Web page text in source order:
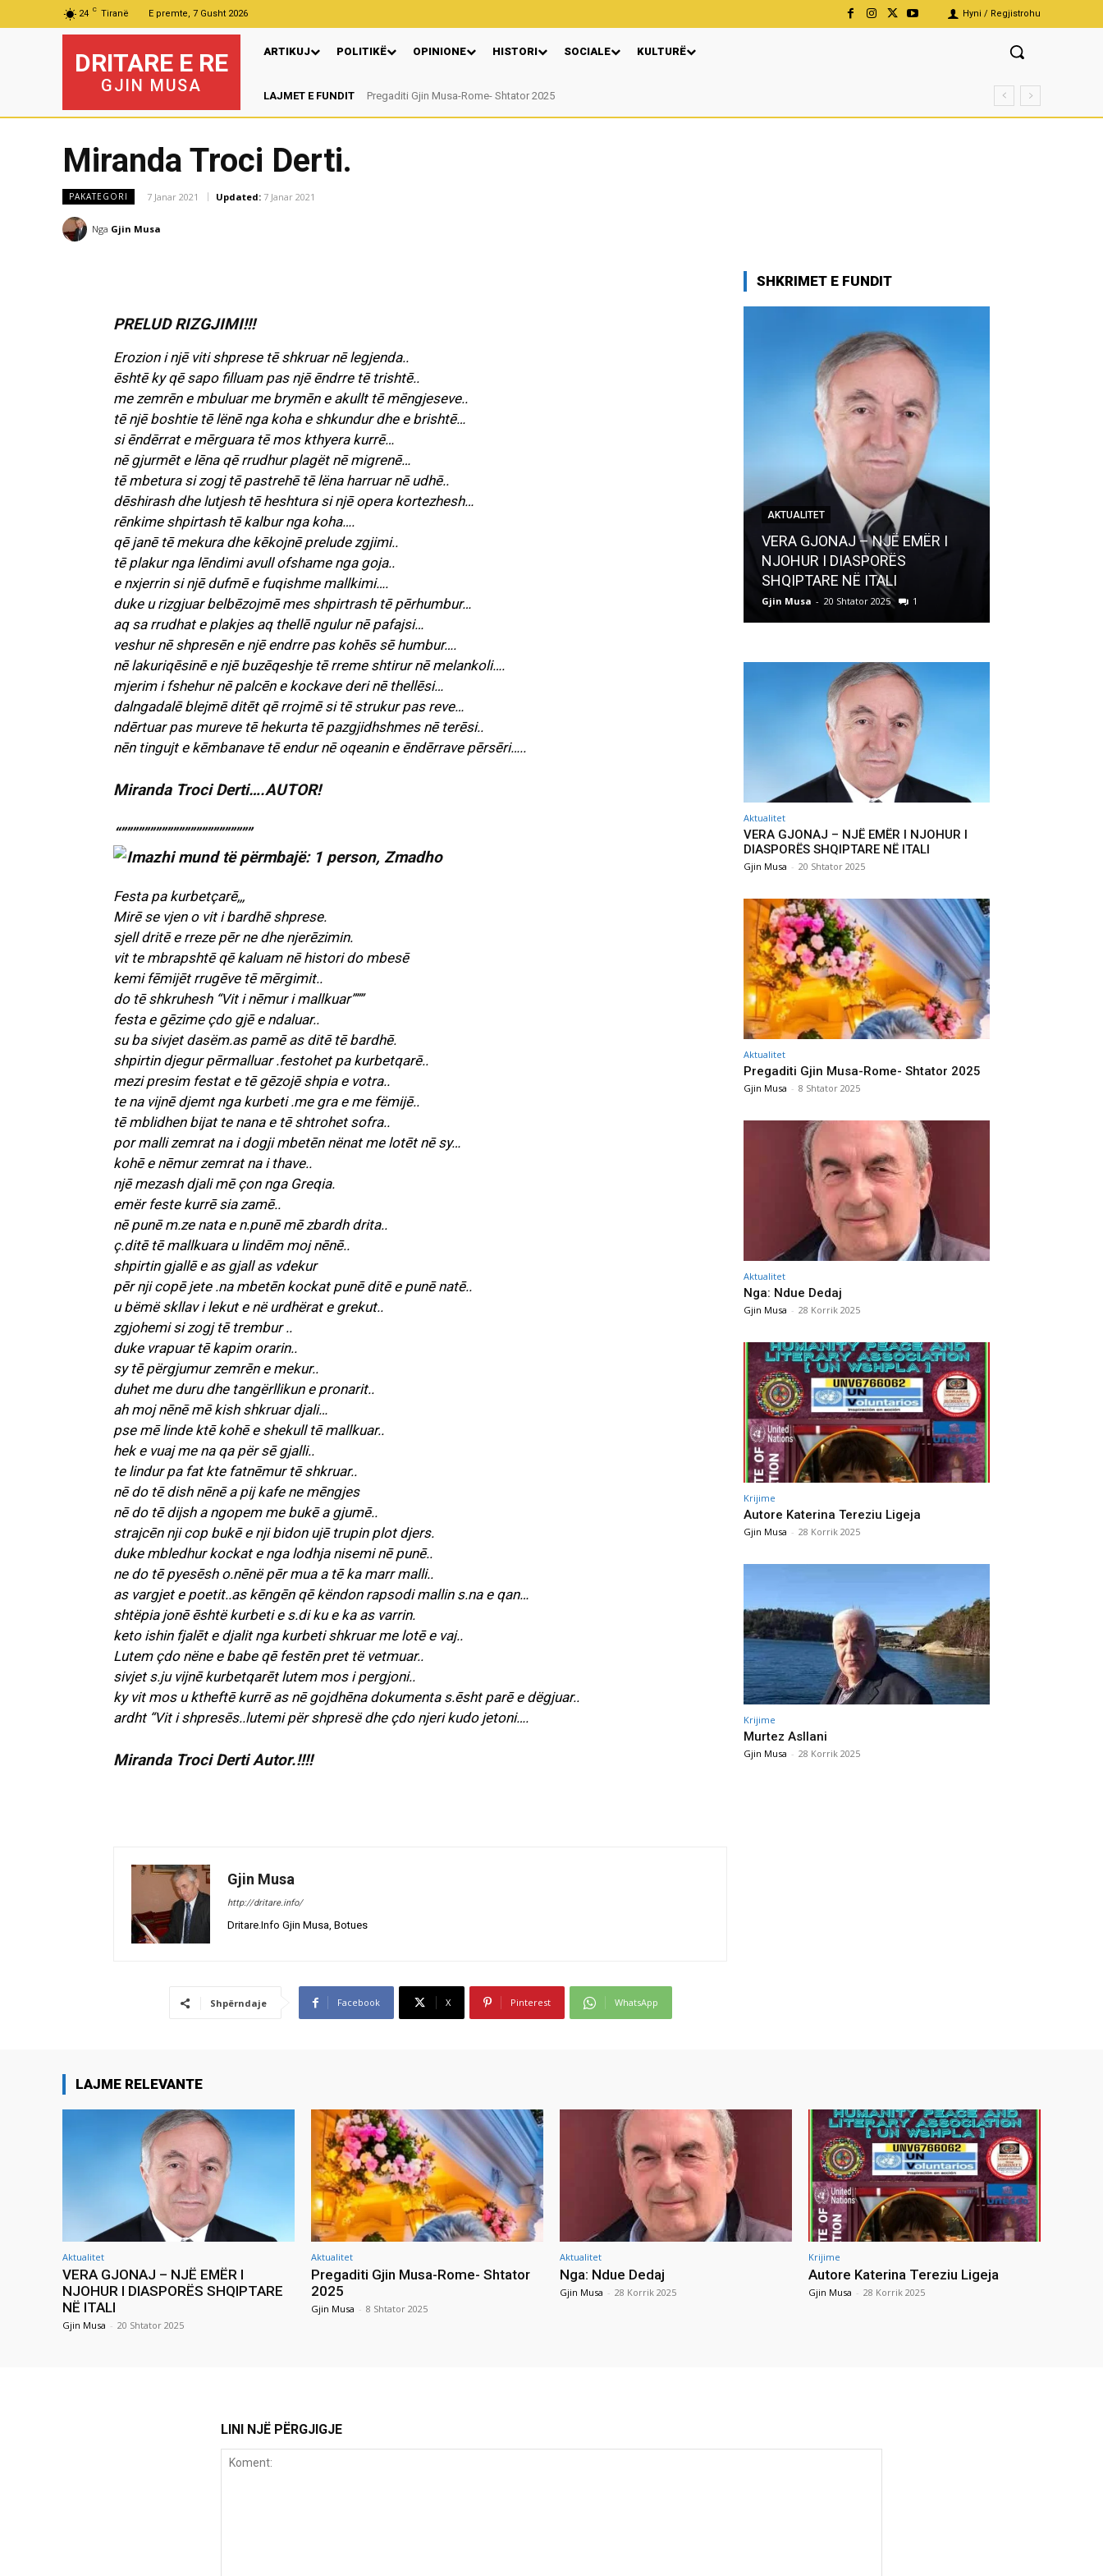
24 C Tiranë E premte, 7 Gusht 2026 Hyni / Regjistrohu
DRITARE E RE
GJIN MUSA
ARTIKUJ POLITIKË OPINIONE HISTORI SOCIALE KULTURË
LAJMET E FUNDIT Pregaditi Gjin Musa-Rome- Shtator 2025
Nga: Ndue Dedaj
Miranda Troci Derti.
PAKATEGORI 7 Janar 2021 Updated: 7 Janar 2021
Nga Gjin Musa
PRELUD RIZGJIMI!!!
Erozion i njē viti shprese tē shkruar nē legjenda..
ēshtē ky qē sapo filluam pas njē ēndrre tē trishtē..
me zemrēn e mbuluar me brymēn e akullt tē mēngjeseve..
tē njē boshtie tē lënē nga koha e shkundur dhe e brishtē…
si ēndērrat e mērguara tē mos kthyera kurrē…
nē gjurmēt e lēna qē rrudhur plagët nē migrenē…
tē mbetura si zogj tē pastrehē tē lëna harruar nē udhē..
dēshirash dhe lutjesh tē heshtura si njē opera kortezhesh…
rēnkime shpirtash tē kalbur nga koha….
qē janē tē mekura dhe kēkojnē prelude zgjimi..
tē plakur nga lēndimi avull ofshame nga goja..
e nxjerrin si njē dufmē e fuqishme mallkimi….
duke u rizgjuar belbēzojmē mes shpirtrash tē pērhumbur…
aq sa rrudhat e plakjes aq thellē ngulur nē pafajsi…
veshur nē shpresēn e njē endrre pas kohēs sē humbur….
nē lakuriqēsinē e njē buzēqeshje tē rreme shtirur nē melankoli….
mjerim i fshehur nē palcēn e kockave deri nē thellēsi…
dalngadalē blejmē ditēt qē rrojmē si tē strukur pas reve…
ndērtuar pas mureve tē hekurta tē pazgjidhshmes nē terēsi..
nēn tingujt e kēmbanave tē endur nē oqeanin e ēndērrave pērsēri…..
Miranda Troci Derti….AUTOR!
“”””””””””””””””””””””””
Festa pa kurbetçarē,,,
Mirē se vjen o vit i bardhē shprese.
sjell dritē e rreze pēr ne dhe njerēzimin.
vit te mbrapshtē qē kaluam nē histori do mbesē
kemi fēmijēt rrugēve tē mērgimit..
do tē shkruhesh “Vit i nēmur i mallkuar”””
festa e gēzime çdo gjē e ndaluar..
su ba sivjet dasëm.as pamē as ditē tē bardhē.
shpirtin djegur pērmalluar .festohet pa kurbetqarē..
mezi presim festat e tē gēzojē shpia e votra..
te na vijnē djemt nga kurbeti .me gra e me fëmijē..
tē mblidhen bijat te nana e tē shtrohet sofra..
por malli zemrat na i dogji mbetēn nënat me lotēt nē sy…
kohē e nēmur zemrat na i thave..
njē mezash djali mē çon nga Greqia.
emër feste kurrē sia zamē..
nē punē m.ze nata e n.punē mē zbardh drita..
ç.ditē tē mallkuara u lindēm moj nēnē..
shpirtin gjallē e as gjall as vdekur
pēr nji copē jete .na mbetēn kockat punē ditē e punē natē..
u bëmë skllav i lekut e në urdhërat e grekut..
zgjohemi si zogj tē trembur ..
duke vrapuar tē kapim orarin..
sy tē përgjumur zemrēn e mekur..
duhet me duru dhe tangërllikun e pronarit..
ah moj nēnē mē kish shkruar djali…
pse mē linde ktē kohē e shekull tē mallkuar..
hek e vuaj me na qa për sē gjalli..
te lindur pa fat kte fatnēmur tē shkruar..
nē do tē dish nēnē a pij kafe ne mēngjes
nē do tē dijsh a ngopem me bukē a gjumē..
strajcēn nji cop bukē e nji bidon ujē trupin plot djers.
duke mbledhur kockat e nga lodhja nisemi nē punē..
ne do tē pyesēsh o.nēnë pēr mua a tē ka marr malli..
as vargjet e poetit..as kēngēn qē këndon rapsodi mallin s.na e qan…
shtëpia jonē ēshtë kurbeti e s.di ku e ka as varrin.
keto ishin fjalēt e djalit nga kurbeti shkruar me lotē e vaj..
Lutem çdo nëne e babe qē festēn pret të vetmuar..
sivjet s.ju vijnē kurbetqarēt lutem mos i pergjoni..
ky vit mos u ktheftē kurrē as nē gojdhēna dokumenta s.ēsht parē e dëgjuar..
ardht “Vit i shpresēs..lutemi për shpresë dhe çdo njeri kudo jetoni….
Miranda Troci Derti Autor.!!!!
Gjin Musa
http://dritare.info/
Dritare.Info Gjin Musa, Botues
Shpërndaje Facebook X Pinterest WhatsApp
SHKRIMET E FUNDIT
AKTUALITET
VERA GJONAJ – NJË EMËR I
NJOHUR I DIASPORËS
SHQIPTARE NË ITALI
Gjin Musa - 20 Shtator 2025 1
Aktualitet
VERA GJONAJ – NJË EMËR I NJOHUR I
DIASPORËS SHQIPTARE NË ITALI
Gjin Musa - 20 Shtator 2025
Aktualitet
Pregaditi Gjin Musa-Rome- Shtator 2025
Gjin Musa - 8 Shtator 2025
Aktualitet
Nga: Ndue Dedaj
Gjin Musa - 28 Korrik 2025
Krijime
Autore Katerina Tereziu Ligeja
Gjin Musa - 28 Korrik 2025
Krijime
Murtez Asllani
Gjin Musa - 28 Korrik 2025
LAJME RELEVANTE
Aktualitet
VERA GJONAJ – NJË EMËR I
NJOHUR I DIASPORËS SHQIPTARE
NË ITALI
Gjin Musa - 20 Shtator 2025
Aktualitet
Pregaditi Gjin Musa-Rome- Shtator
2025
Gjin Musa - 8 Shtator 2025
Aktualitet
Nga: Ndue Dedaj
Gjin Musa - 28 Korrik 2025
Krijime
Autore Katerina Tereziu Ligeja
Gjin Musa - 28 Korrik 2025
LINI NJË PËRGJIGJE